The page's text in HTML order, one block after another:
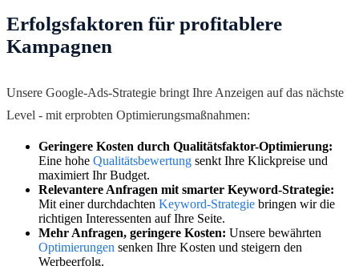
Erfolgsfaktoren für profitablere
Kampagnen
Unsere Google-Ads-Strategie bringt Ihre Anzeigen auf das nächste
Level - mit erprobten Optimierungsmaßnahmen:
Geringere Kosten durch Qualitätsfaktor-Optimierung:
Eine hohe Qualitätsbewertung senkt Ihre Klickpreise und
maximiert Ihr Budget.
Relevantere Anfragen mit smarter Keyword-Strategie:
Mit einer durchdachten Keyword-Strategie bringen wir die
richtigen Interessenten auf Ihre Seite.
Mehr Anfragen, geringere Kosten: Unsere bewährten
Optimierungen senken Ihre Kosten und steigern den
Werbeerfolg.